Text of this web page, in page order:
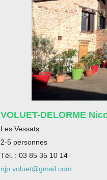
VOLUET-DELORME
Les Vessats
2-5 personnes
Tél. : 03 85 35 10 14
njp.voluet@gmail.com